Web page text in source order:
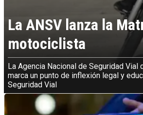
La ANSV lanza la
motociclista
La Agencia Nacional de Seguridad
marca un punto de inflexión legal y
Seguridad Vial